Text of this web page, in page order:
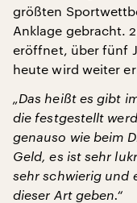
größten
Anklage gebracht.
eröffnet, über fünf
heute wird weiter
„Das heißt es gibt
die festgestellt
genauso wie beim
Geld, es ist sehr
sehr schwierig und
dieser Art geben.“